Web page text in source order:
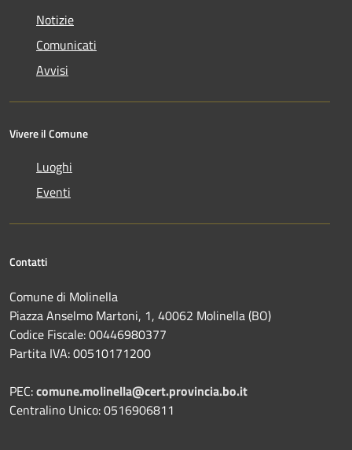
Notizie
Comunicati
Avvisi
Vivere il Comune
Luoghi
Eventi
Contatti
Comune di Molinella
Piazza Anselmo Martoni, 1, 40062 Molinella (BO)
Codice Fiscale: 00446980377
Partita IVA: 00510171200
PEC:comune.molinella@cert.provincia.bo.it
Centralino Unico: 0516906811